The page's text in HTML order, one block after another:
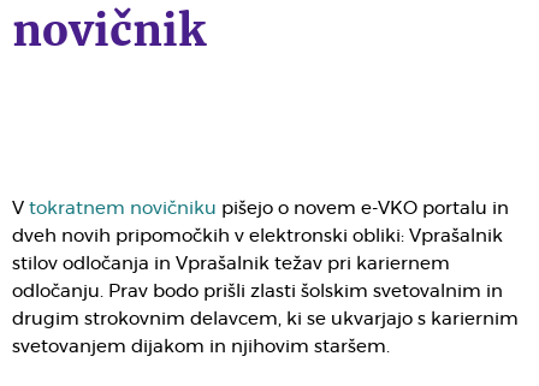
novičnik
V tokratnem novičniku pišejo o novem e-VKO portalu in
dveh novih pripomočkih v elektronski obliki: Vprašalnik
stilov odločanja in Vprašalnik težav pri kariernem
odločanju. Prav bodo prišli zlasti šolskim svetovalnim in
drugim strokovnim delavcem, ki se ukvarjajo s kariernim
svetovanjem dijakom in njihovim staršem.